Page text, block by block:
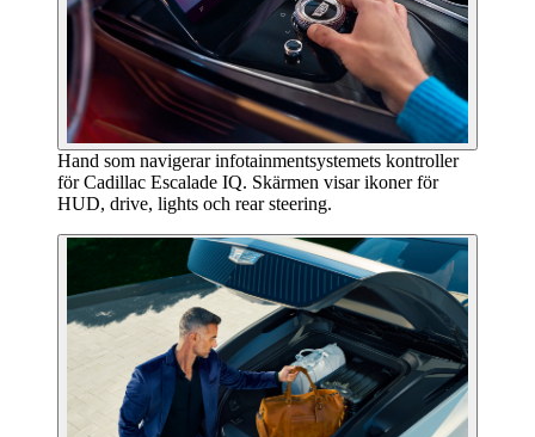
Hand som navigerar infotainmentsystemets kontroller
för Cadillac Escalade IQ. Skärmen visar ikoner för
HUD, drive, lights och rear steering.